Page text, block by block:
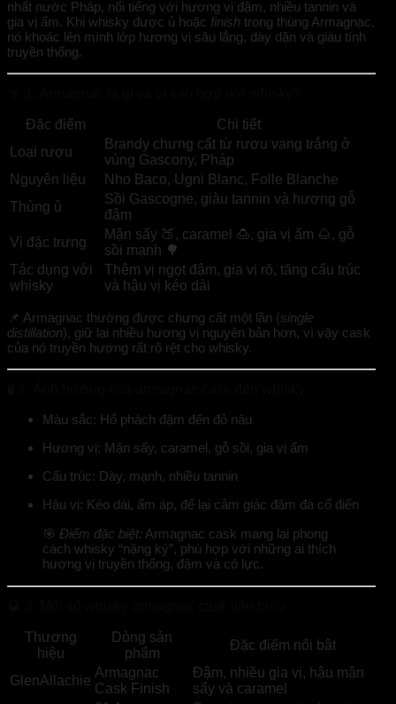
nhất nước Pháp, nổi tiếng với hương vị đậm, nhiều tannin và
gia vị ấm. Khi whisky được ủ hoặc finish trong thùng Armagnac,
nó khoác lên mình lớp hương vị sâu lắng, dày dặn và giàu tính
truyền thống.
Đặc điểm
Chi tiết
Loại rượu
Brandy chưng cất từ rượu vang trắng ở
vùng Gascony, Pháp
Nguyên liệu
Nho Baco, Ugni Blanc, Folle Blanche
Thùng ủ
Sồi Gascogne, giàu tannin và hương gỗ
đậm
Vị đặc trưng
Mận sấy 🍑, caramel 🍮, gia vị ấm 🌰, gỗ
sồi mạnh 🌳
Tác dụng với
whisky
Thêm vị ngọt đậm, gia vị rõ, tăng cấu trúc
và hậu vị kéo dài
📌 Armagnac thường được chưng cất một lần (single
distillation), giữ lại nhiều hương vị nguyên bản hơn, vì vậy cask
của nó truyền hương rất rõ rệt cho whisky.
Màu sắc: Hổ phách đậm đến đỏ nâu
Hương vị: Mận sấy, caramel, gỗ sồi, gia vị ấm
Cấu trúc: Dày, mạnh, nhiều tannin
Hậu vị: Kéo dài, ấm áp, để lại cảm giác đậm đà cổ điển
🎯 Điểm đặc biệt: Armagnac cask mang lại phong
cách whisky “nặng ký”, phù hợp với những ai thích
hương vị truyền thống, đậm và có lực.
Thương
hiệu
Dòng sản
phẩm
Đặc điểm nổi bật
GlenAllachie
Armagnac
Cask Finish
Đậm, nhiều gia vị, hậu mận
sấy và caramel